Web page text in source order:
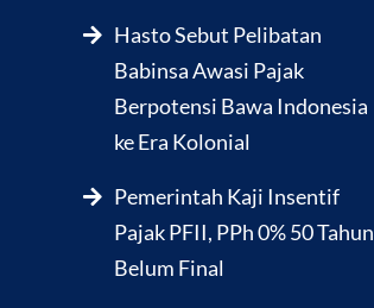
Hasto Sebut Pelibatan
Babinsa Awasi Pajak
Berpotensi Bawa Indonesia
ke Era Kolonial
Pemerintah Kaji Insentif
Pajak PFII, PPh 0% 50 Tahun
Belum Final